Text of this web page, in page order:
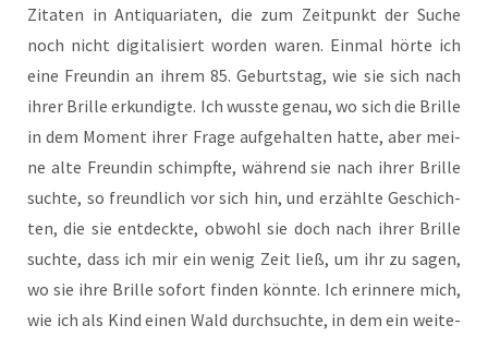
Zita­ten in Anti­qua­ria­ten, die zum Zeit­punkt der Suche
noch nicht digi­ta­li­siert wor­den waren. Ein­mal hör­te ich
eine Freun­din an ihrem 85. Geburts­tag, wie sie sich nach
ihrer Bril­le erkun­dig­te. Ich wuss­te genau, wo sich die Bril­le
in dem Moment ihrer Fra­ge auf­ge­hal­ten hat­te, aber mei­
ne alte Freun­din schimpf­te, wäh­rend sie nach ihrer Bril­le
such­te, so freund­lich vor sich hin, und erzähl­te Geschich­
ten, die sie ent­deck­te, obwohl sie doch nach ihrer Bril­le
such­te, dass ich mir ein wenig Zeit ließ, um ihr zu sagen,
wo sie ihre Bril­le sofort fin­den könn­te. Ich erin­ne­re mich,
wie ich als Kind einen Wald durch­such­te, in dem ein wei­te­